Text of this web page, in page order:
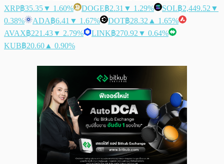
XRP฿35.35▼ 1.60% DOGE฿2.31 ▼ 1.29% SOL฿2,449.52 ▼
0.38%
ADA฿6.41 ▼ 1.67% DOT฿28.32 ▲ 1.65%
AVAX฿221.43▼ 2.79% LINK฿270.92 ▼ 0.64%
KUB฿20.60 ▲ 0.90%